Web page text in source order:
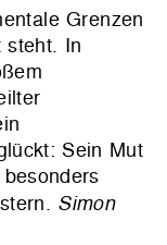
Grenzen
steht. In
Sein Mut
Simon